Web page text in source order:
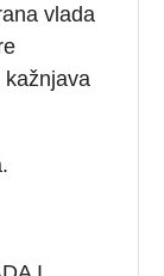
vlada